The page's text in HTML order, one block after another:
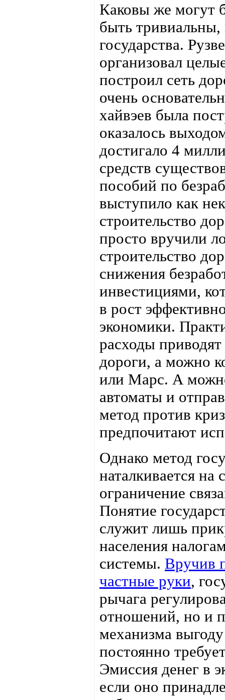
Каковы же могут
быть
государства.
организовал
построил сеть
очень
хайвэев была
оказалось
достигало 4
средств
пособий по
выступило как
строительство
просто вручили
строительство
снижения
инвестициями,
в рост
экономики.
расходы
дороги, а можно
или Марс. А
автоматы и
метод против
предпочитают
Однако метод
наталкивается
ограничение
Понятие
служит лишь
населения
системы. Вручив
частные руки,
рычага
отношений, но и
механизма
постоянно
Эмиссия денег в
если оно